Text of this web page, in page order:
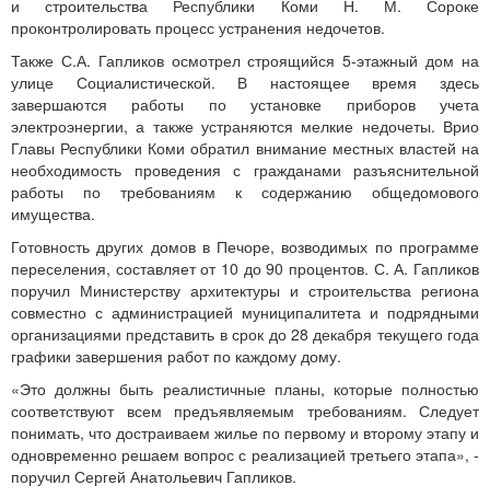
и строительства Республики Коми Н. М. Сороке
проконтролировать процесс устранения недочетов.
Также С.А. Гапликов осмотрел строящийся 5-этажный дом на
улице Социалистической. В настоящее время здесь
завершаются работы по установке приборов учета
электроэнергии, а также устраняются мелкие недочеты. Врио
Главы Республики Коми обратил внимание местных властей на
необходимость проведения с гражданами разъяснительной
работы по требованиям к содержанию общедомового
имущества.
Готовность других домов в Печоре, возводимых по программе
переселения, составляет от 10 до 90 процентов. С. А. Гапликов
поручил Министерству архитектуры и строительства региона
совместно с администрацией муниципалитета и подрядными
организациями представить в срок до 28 декабря текущего года
графики завершения работ по каждому дому.
«Это должны быть реалистичные планы, которые полностью
соответствуют всем предъявляемым требованиям. Следует
понимать, что достраиваем жилье по первому и второму этапу и
одновременно решаем вопрос с реализацией третьего этапа», -
поручил Сергей Анатольевич Гапликов.